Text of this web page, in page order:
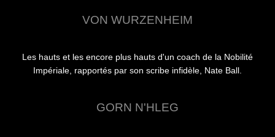
VON WURZENHEIM
Les hauts et les encore plus hauts d'un coach de la Nobilité
Impériale, rapportés par son scribe infidèle, Nate Ball.
GORN N'HLEG